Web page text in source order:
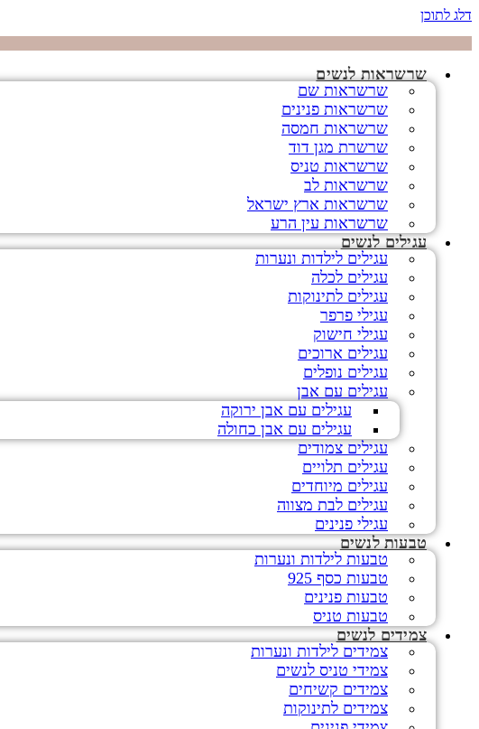
דלג לתוכן
שרשראות לנשים
שרשראות שם
שרשראות פנינים
שרשראות חמסה
שרשרת מגן דוד
שרשראות טניס
שרשראות לב
שרשראות ארץ ישראל
שרשראות עין הרע
עגילים לנשים
עגילים לילדות ונערות
עגילים לכלה
עגילים לתינוקות
עגילי פרפר
עגילי חישוק
עגילים ארוכים
עגילים נופלים
עגילים עם אבן
עגילים עם אבן ירוקה
עגילים עם אבן כחולה
עגילים צמודים
עגילים תלויים
עגילים מיוחדים
עגילים לבת מצווה
עגילי פנינים
טבעות לנשים
טבעות לילדות ונערות
טבעות כסף 925
טבעות פנינים
טבעות טניס
צמידים לנשים
צמידים לילדות ונערות
צמידי טניס לנשים
צמידים קשיחים
צמידים לתינוקות